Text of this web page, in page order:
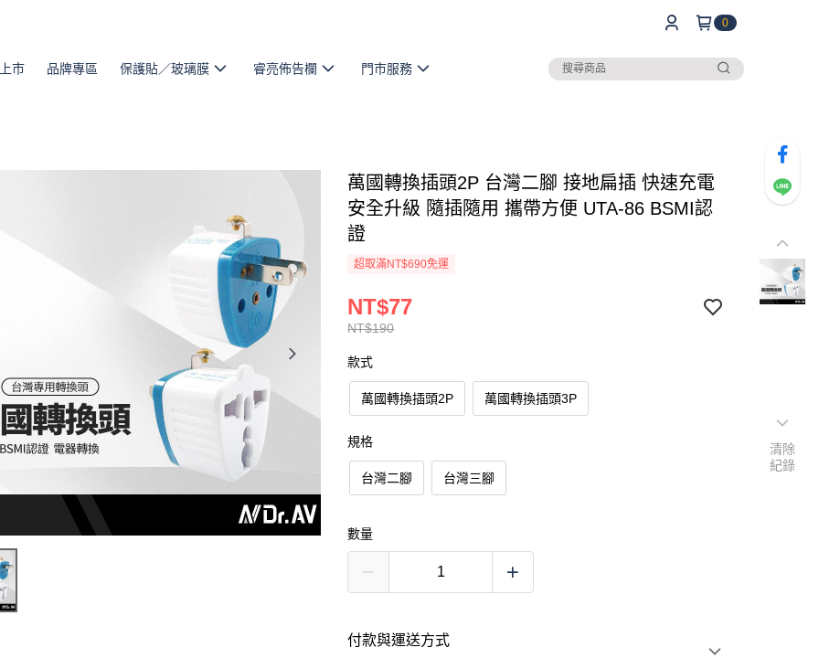
0
市 品牌專區 保護貼／玻璃膜 睿亮佈告欄 門市服務
萬國轉換插頭2P 台灣二腳 接地扁插 快速充電
安全升級 隨插隨用 攜帶方便 UTA-86 BSMI認
證
超取滿NT$690免運
NT$190
NT$77
款式
萬國轉換插頭2P 萬國轉換插頭3P
規格
台灣二腳 台灣三腳
數量
付款與運送方式
清除
紀錄